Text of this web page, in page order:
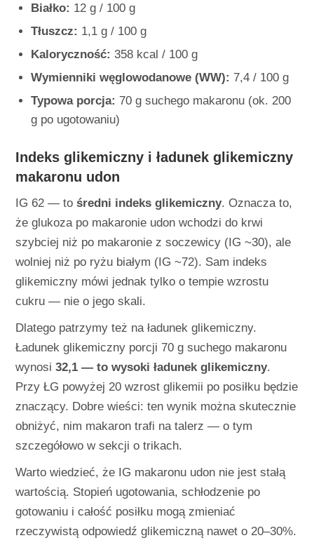
Białko: 12 g / 100 g
Tłuszcz: 1,1 g / 100 g
Kaloryczność: 358 kcal / 100 g
Wymienniki węglowodanowe (WW): 7,4 / 100 g
Typowa porcja: 70 g suchego makaronu (ok. 200
g po ugotowaniu)
Indeks glikemiczny i ładunek glikemiczny
makaronu udon
IG 62 — tośredni indeks glikemiczny. Oznacza to,
że glukoza po makaronie udon wchodzi do krwi
szybciej niż po makaronie z soczewicy (IG ~30), ale
wolniej niż po ryżu białym (IG ~72). Sam indeks
glikemiczny mówi jednak tylko o tempie wzrostu
cukru — nie o jego skali.
Dlatego patrzymy też na ładunek glikemiczny.
Ładunek glikemiczny porcji 70 g suchego makaronu
wynosi32,1 — to wysoki ładunek glikemiczny.
Przy ŁG powyżej 20 wzrost glikemii po posiłku będzie
znaczący. Dobre wieści: ten wynik można skutecznie
obniżyć, nim makaron trafi na talerz — o tym
szczegółowo w sekcji o trikach.
Warto wiedzieć, że IG makaronu udon nie jest stałą
wartością. Stopień ugotowania, schłodzenie po
gotowaniu i całość posiłku mogą zmieniać
rzeczywistą odpowiedź glikemiczną nawet o 20–30%.